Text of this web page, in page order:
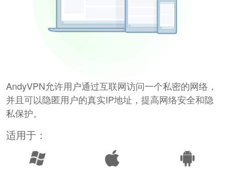
AndyVPN允许用户通过互联网访问一个私密的网络，
并且可以隐匿用户的真实IP地址，提高网络安全和隐
私保护。
适用于：